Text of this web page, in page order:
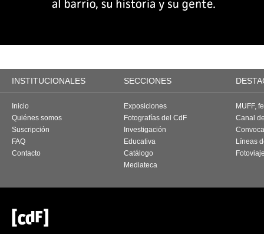
INSTITUCIONALES SECCIONES
Inicio
Quiénes somos
Suscripción
FAQ
Contacto
Exposiciones
Fotografías del CdF
Investigación
Educativa
Catálogo
Mediateca
MUFF,
Canal
Líneas